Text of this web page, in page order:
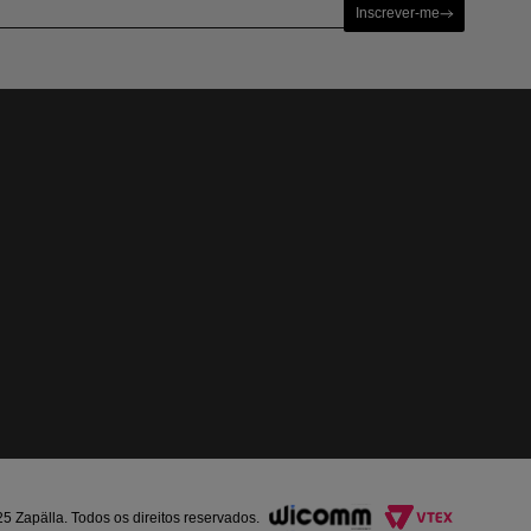
Inscrever-me
Zapälla. Todos os direitos reservados.